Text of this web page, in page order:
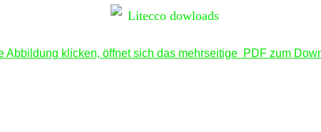
Abbildung klicken, öffnet sich das mehrseitige PDF zum